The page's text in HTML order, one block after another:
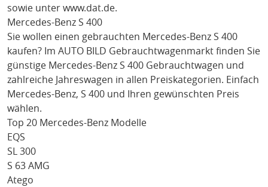
sowie unter www.dat.de.
Mercedes-Benz S 400
Sie wollen einen gebrauchten Mercedes-Benz S 400
kaufen? Im AUTO BILD Gebrauchtwagenmarkt finden Sie
günstige Mercedes-Benz S 400 Gebrauchtwagen und
zahlreiche Jahreswagen in allen Preiskategorien. Einfach
Mercedes-Benz, S 400 und Ihren gewünschten Preis
wählen.
Top 20 Mercedes-Benz Modelle
EQS
SL 300
S 63 AMG
Atego